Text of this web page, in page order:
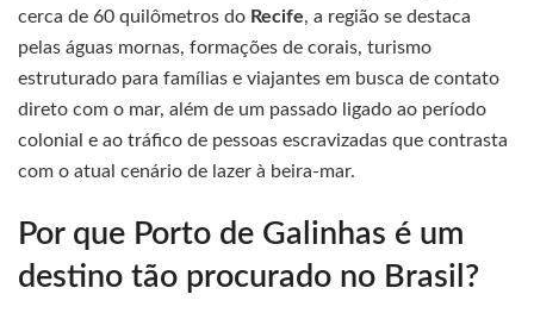
cerca de 60 quilômetros do Recife, a região se destaca
pelas águas mornas, formações de corais, turismo
estruturado para famílias e viajantes em busca de contato
direto com o mar, além de um passado ligado ao período
colonial e ao tráfico de pessoas escravizadas que contrasta
com o atual cenário de lazer à beira-mar.
Por que Porto de Galinhas é um
destino tão procurado no Brasil?